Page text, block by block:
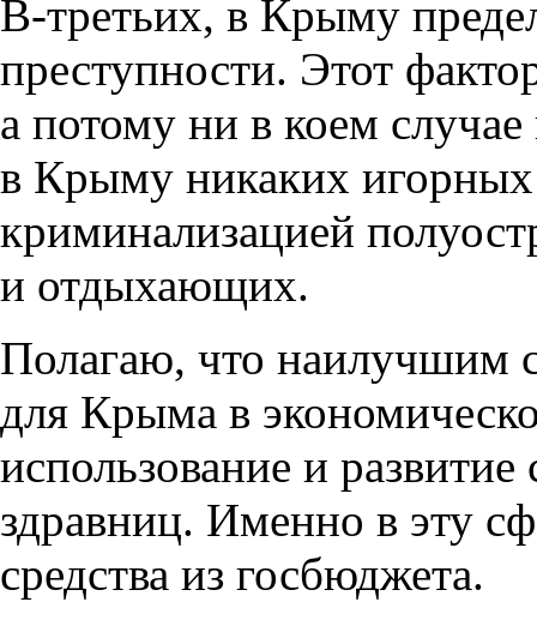
В-третьих, в Крыму
преступности. Этот
а потому ни в коем случае
в Крыму никаких
криминализацией
и отдыхающих.
Полагаю, что наилучшим
для Крыма в
использование и
здравниц. Именно в эту
средства из госбюджета.